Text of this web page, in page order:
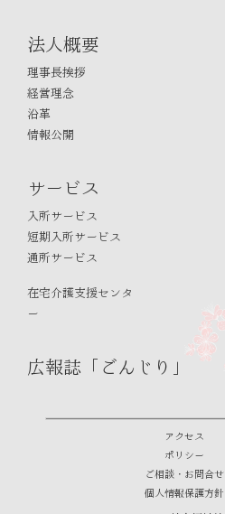
法人概要
理事長挨拶
経営理念
沿革
情報公開
サービス
入所サービス
短期入所サービス
通所サービス
在宅介護支援センタ
ー
広報誌「ごんじり」
アクセス
ポリシー
ご相談・お問合せ
個人情報保護方針